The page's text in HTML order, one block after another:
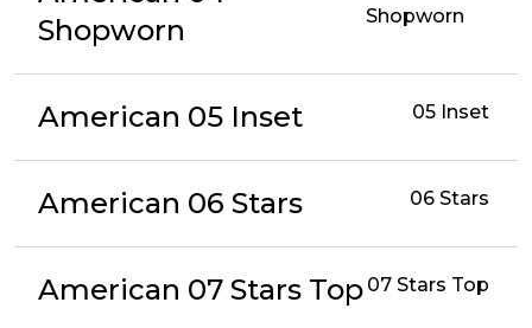
Shopworn
Shopworn
American 05 Inset 05 Inset
American 06 Stars 06 Stars
American 07 Stars Top 07 Stars Top